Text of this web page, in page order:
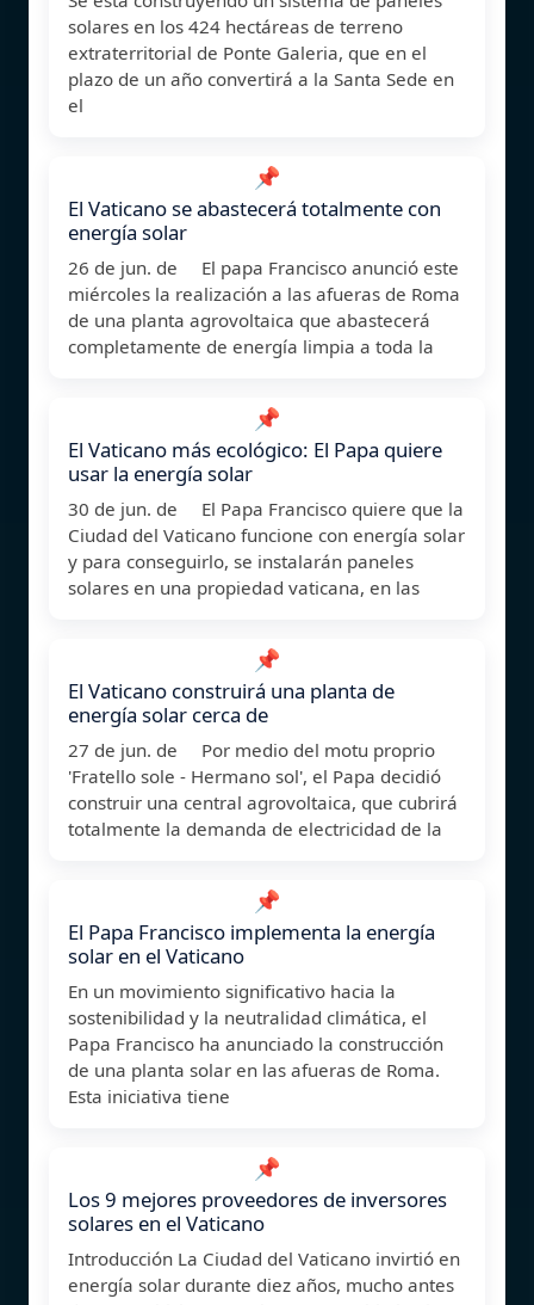
solares en los 424 hectáreas de terreno
extraterritorial de Ponte Galeria, que en el
plazo de un año convertirá a la Santa Sede en
el
📌
El Vaticano se abastecerá totalmente con
energía solar
26 de jun. de El papa Francisco anunció este
miércoles la realización a las afueras de Roma
de una planta agrovoltaica que abastecerá
completamente de energía limpia a toda la
📌
El Vaticano más ecológico: El Papa quiere
usar la energía solar
30 de jun. de El Papa Francisco quiere que la
Ciudad del Vaticano funcione con energía solar
y para conseguirlo, se instalarán paneles
solares en una propiedad vaticana, en las
📌
El Vaticano construirá una planta de
energía solar cerca de
27 de jun. de Por medio del motu proprio
'Fratello sole - Hermano sol', el Papa decidió
construir una central agrovoltaica, que cubrirá
totalmente la demanda de electricidad de la
📌
El Papa Francisco implementa la energía
solar en el Vaticano
En un movimiento significativo hacia la
sostenibilidad y la neutralidad climática, el
Papa Francisco ha anunciado la construcción
de una planta solar en las afueras de Roma.
Esta iniciativa tiene
📌
Los 9 mejores proveedores de inversores
solares en el Vaticano
Introducción La Ciudad del Vaticano invirtió en
energía solar durante diez años, mucho antes